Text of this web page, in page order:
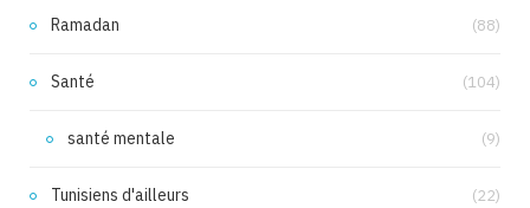
Ramadan (88)
Santé (104)
santé mentale (9)
Tunisiens d'ailleurs (22)